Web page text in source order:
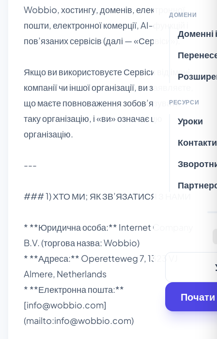
ДОМЕНИ
Доменні
РЕСУРСИ
Уроки
Контакти
Wobbio, хостингу, доменів, електронної
пошти, електронної комерції, AI‑функцій і
пов’язаних сервісів (далі — «Сервіси»).
Якщо ви використовуєте Сервіси від імені
компанії чи іншої організації, ви заявляєте,
що маєте повноваження зобов’язувати
таку організацію, і «ви» означає цю
організацію.
---
### 1) ХТО МИ; ЯК ЗВ’ЯЗАТИСЯ З НАМИ
* **Юридична особа:** Internet Company
B.V. (торгова назва: Wobbio)
* **Адреса:** Operetteweg 7, 1323 VJ
Almere, Netherlands
* **Електронна пошта:**
[info@wobbio.com]
(mailto:info@wobbio.com)